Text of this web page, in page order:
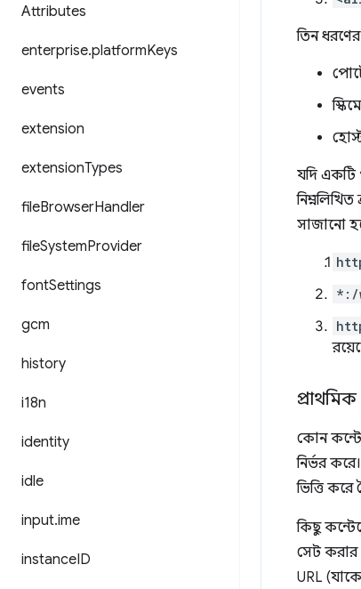
Attributes
enterprise.platformKeys
events
extension
extensionTypes
fileBrowserHandler
fileSystemProvider
fontSettings
gcm
history
i18n
identity
idle
input.ime
instanceID
তিন ধরণের
যদি একটি
সাজানো
*:/
কোন
নির্ভর
ভিত্তি
কিছু
সেট করার
URL